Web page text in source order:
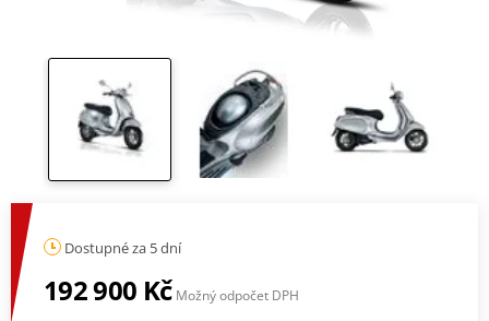
Dostupné za 5 dní
192 900 Kč Možný odpočet DPH